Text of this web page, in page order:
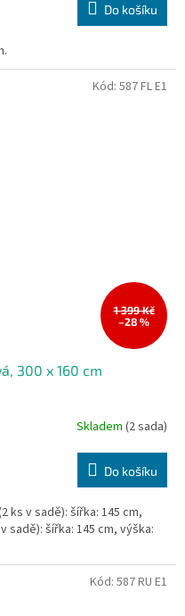
Do košíku
1 399 Kč
–28 %
300 x 160 cm
Skladem (2 sada)
Do košíku
ks v sadě): šířka: 145 cm,
sadě): šířka: 145 cm, výška:
Kód: 587 FL E1
Kód: 587 RU E1